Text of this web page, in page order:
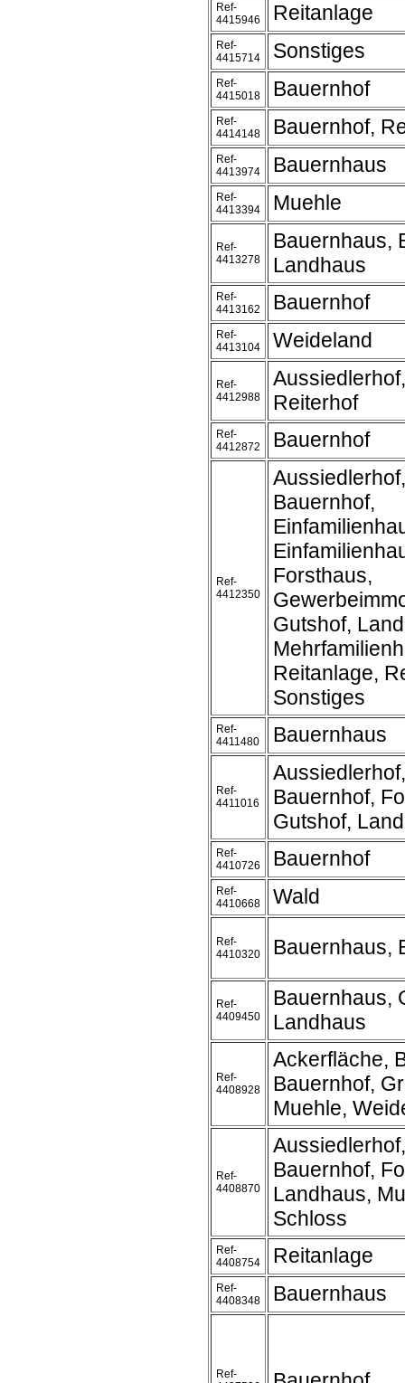
Ref-
4415946
Reitanlage
Ref-
4415714
Sonstiges
Ref-
4415018
Bauernhof
Ref-
4414148
Bauernhof,
Ref-
4413974
Bauernhaus
Ref-
4413394
Muehle
Ref-
4413278
Bauernhaus,
Landhaus
Ref-
4413162
Bauernhof
Ref-
4413104
Weideland
Ref-
4412988
Reiterhof
Ref-
4412872
Bauernhof
Ref-
4412350
Bauernhof,
Forsthaus,
Gutshof,
Reitanlage,
Sonstiges
Ref-
4411480
Bauernhaus
Ref-
4411016
Bauernhof,
Gutshof,
Ref-
4410726
Bauernhof
Ref-
4410668
Wald
Ref-
4410320
Bauernhaus,
Ref-
4409450
Bauernhaus,
Landhaus
Ref-
4408928
Ackerfläche,
Bauernhof,
Muehle,
Ref-
4408870
Bauernhof,
Landhaus,
Schloss
Ref-
4408754
Reitanlage
Ref-
4408348
Bauernhaus
Ref-